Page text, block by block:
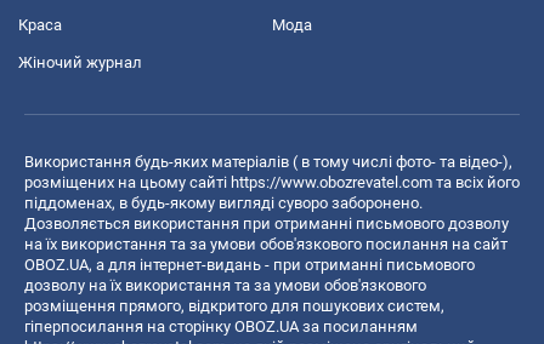
Краса Мода
Жіночий журнал
Використання будь-яких матеріалів ( в тому числі фото- та відео-),
розміщених на цьому сайті https://www.obozrevatel.com та всіх його
піддоменах, в будь-якому вигляді суворо заборонено.
Дозволяється використання при отриманні письмового дозволу
на їх використання та за умови обов'язкового посилання на сайт
OBOZ.UA, а для інтернет-видань - при отриманні письмового
дозволу на їх використання та за умови обов'язкового
розміщення прямого, відкритого для пошукових систем,
гіперпосилання на сторінку OBOZ.UA за посиланням